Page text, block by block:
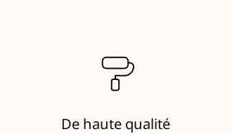
De haute qualité